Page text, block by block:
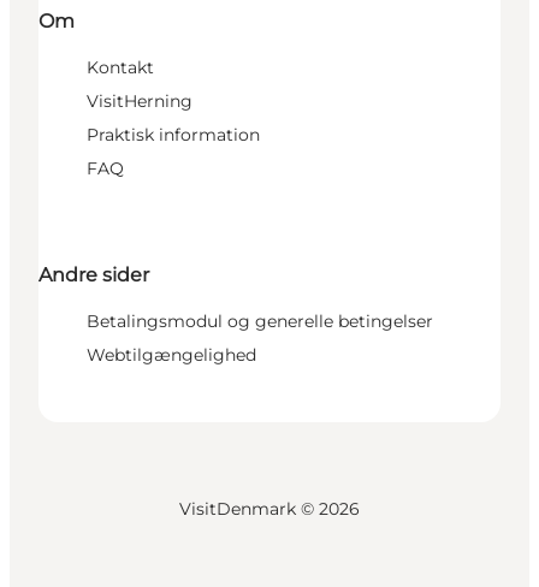
Om
Kontakt
VisitHerning
Praktisk information
FAQ
Andre sider
Betalingsmodul og generelle betingelser
Webtilgængelighed
VisitDenmark © 2026